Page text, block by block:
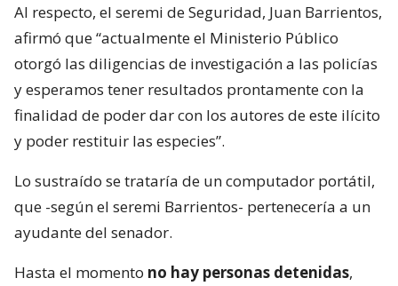
Al respecto, el seremi de Seguridad, Juan Barrientos,
afirmó que “actualmente el Ministerio Público
otorgó las diligencias de investigación a las policías
y esperamos tener resultados prontamente con la
finalidad de poder dar con los autores de este ilícito
y poder restituir las especies”.
Lo sustraído se trataría de un computador portátil,
que -según el seremi Barrientos- pertenecería a un
ayudante del senador.
Hasta el momento no hay personas detenidas,